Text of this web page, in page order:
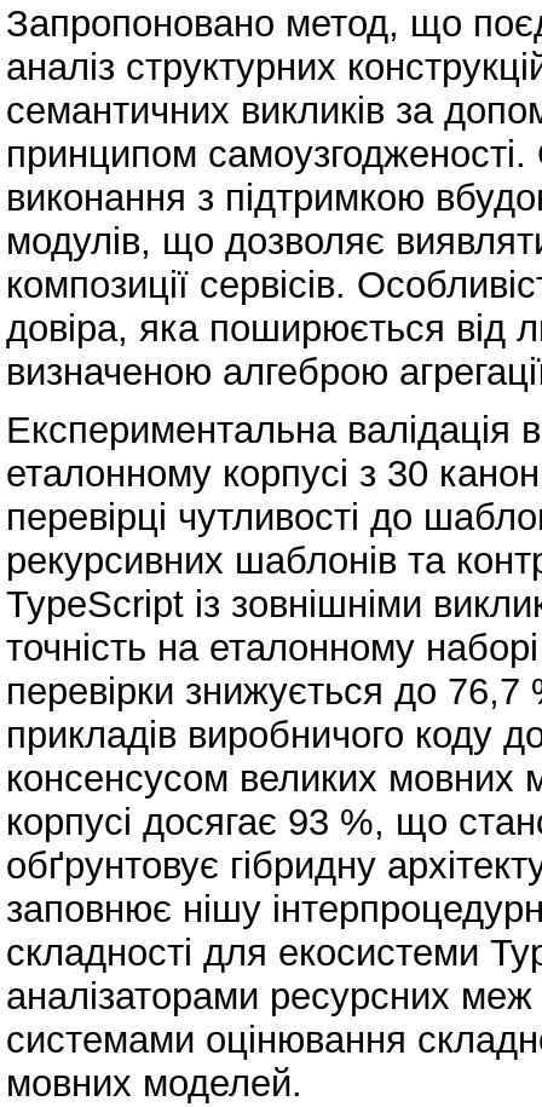
Запропоновано метод, що
аналіз структурних
семантичних викликів за
принципом самоузгодженості.
виконання з підтримкою
модулів, що дозволяє
композиції сервісів.
довіра, яка поширюється від
визначеною алгеброю
Експериментальна валідація
еталонному корпусі з 30
перевірці чутливості до
рекурсивних шаблонів та
TypeScript із зовнішніми
точність на еталонному
перевірки знижується до
прикладів виробничого коду
консенсусом великих мовних
корпусі досягає 93 %, що
обґрунтовує гібридну
заповнює нішу
складності для екосистеми
аналізаторами ресурсних
системами оцінювання
мовних моделей.